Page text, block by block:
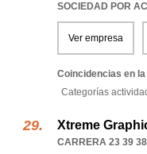
SOCIEDAD POR
Ver empresa
Coincidencias en
Categorías
Xtreme
CARRERA 23 39 38